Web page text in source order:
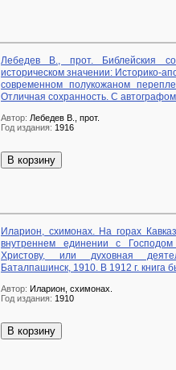
Лебедев В., прот. Библейския
историческом значении: Историко-
современном полукожаном
Отличная сохранность. С
Автор: Лебедев В., прот.
Год издания: 1916
В корзину
Иларион, схимонах. На горах
внутреннем единении с
Христову, или духовная
Баталпашинск, 1910. В 1912 г. книга
Автор: Иларион, схимонах.
Год издания: 1910
В корзину